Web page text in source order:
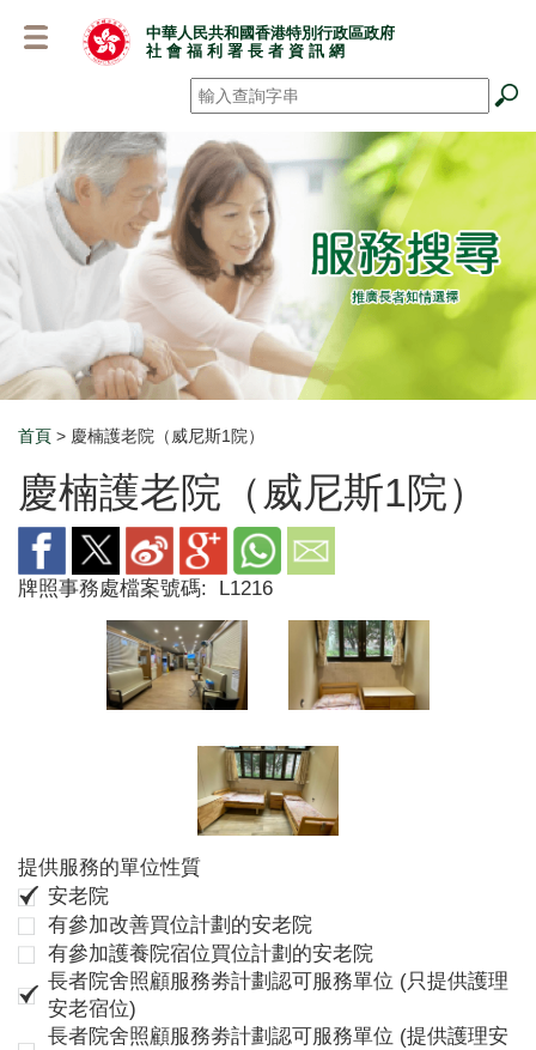
中華人民共和國香港特別行政區政府
社 會 福 利 署 長 者 資 訊 網
搜尋 *
Breadcrumb
首頁 > 慶楠護老院（威尼斯1院）
慶楠護老院（威尼斯1院）
牌照事務處檔案號碼: L1216
提供服務的單位性質
安老院
有參加改善買位計劃的安老院
有參加護養院宿位買位計劃的安老院
長者院舍照顧服務劵計劃認可服務單位 (只提供護理
安老宿位)
長者院舍照顧服務劵計劃認可服務單位 (提供護理安